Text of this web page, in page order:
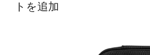
トを追加